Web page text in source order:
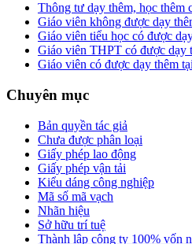
Thông tư dạy thêm, học thêm
Giáo viên không được dạy
Giáo viên tiểu học có được
Giáo viên THPT có được dạy
Giáo viên có được dạy thêm
Chuyên mục
Bản quyền tác giả
Chưa được phân loại
Giấy phép lao động
Giấy phép vận tải
Kiểu dáng công nghiệp
Mã số mã vạch
Nhãn hiệu
Sở hữu trí tuệ
Thành lập công ty 100% vốn